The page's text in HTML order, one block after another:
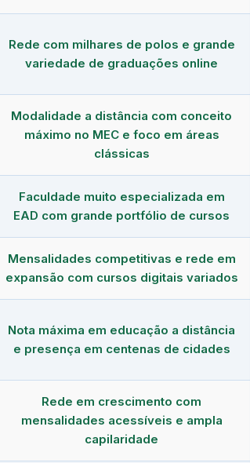
Rede com milhares de polos e grande
variedade de graduações online
Modalidade a distância com conceito
máximo no MEC e foco em áreas
clássicas
Faculdade muito especializada em
EAD com grande portfólio de cursos
Mensalidades competitivas e rede em
expansão com cursos digitais variados
Nota máxima em educação a distância
e presença em centenas de cidades
Rede em crescimento com
mensalidades acessíveis e ampla
capilaridade